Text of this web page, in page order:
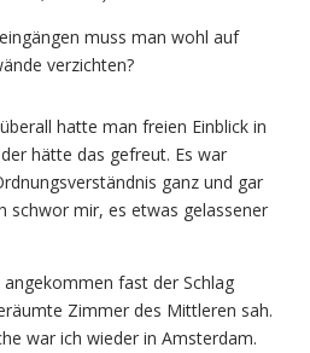
muss man wohl auf
verzichten?
hatte man freien Einblick in
hätte das gefreut. Es war
ganz und gar
schwor mir, es etwas gelassener
fast der Schlag
Zimmer des Mittleren sah.
war ich wieder in Amsterdam.